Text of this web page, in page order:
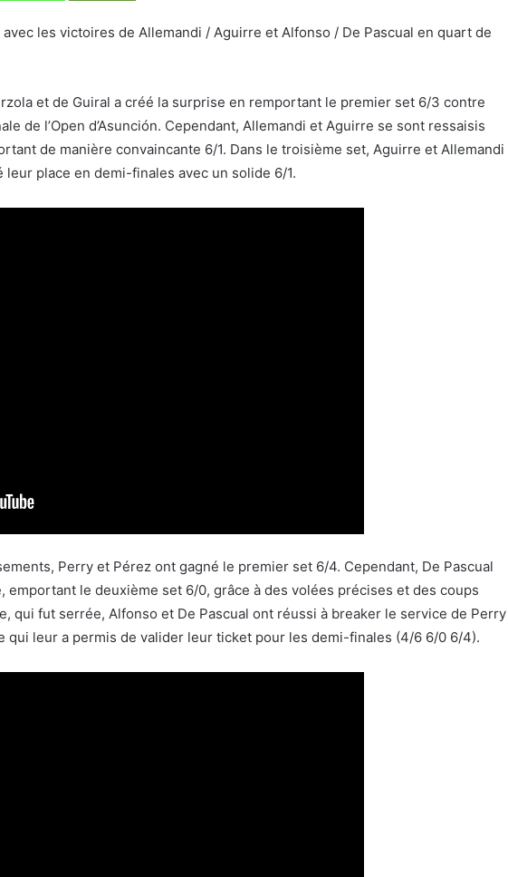
avec les victoires de Allemandi / Aguirre et Alfonso / De Pascual en quart de
et de Guiral a créé la surprise en remportant le premier set 6/3 contre
de l’Open d’Asunción. Cependant, Allemandi et Aguirre se sont ressaisis
de manière convaincante 6/1. Dans le troisième set, Aguirre et Allemandi
place en demi-finales avec un solide 6/1.
Perry et Pérez ont gagné le premier set 6/4. Cependant, De Pascual
emportant le deuxième set 6/0, grâce à des volées précises et des coups
qui fut serrée, Alfonso et De Pascual ont réussi à breaker le service de Perry
qui leur a permis de valider leur ticket pour les demi-finales (4/6 6/0 6/4).